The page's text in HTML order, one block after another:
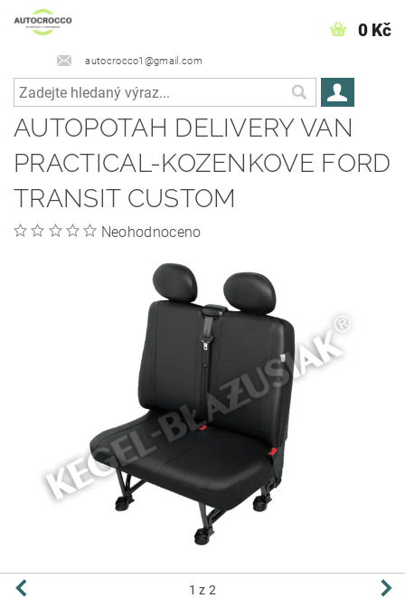
autocrocco1@gmail.com
0 Kč
AUTOPOTAH DELIVERY VAN
PRACTICAL-KOZENKOVE FORD
TRANSIT CUSTOM
Neohodnoceno
1 z 2